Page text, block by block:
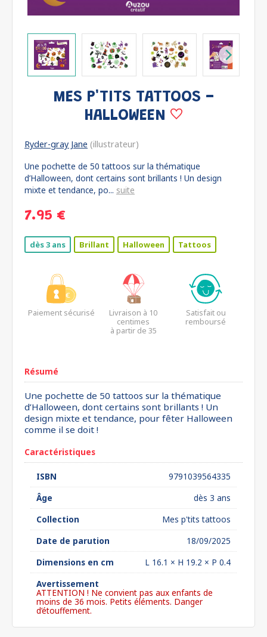
MES P'TITS TATTOOS -
HALLOWEEN
Ryder-gray Jane (illustrateur)
Une pochette de 50 tattoos sur la thématique
d’Halloween, dont certains sont brillants ! Un design
mixte et tendance, po... suite
7.95 €
dès 3 ans Brillant Halloween Tattoos
Paiement sécurisé
Livraison à 10
centimes
à partir de 35
Satisfait ou
remboursé
Résumé
Une pochette de 50 tattoos sur la thématique
d’Halloween, dont certains sont brillants ! Un
design mixte et tendance, pour fêter Halloween
comme il se doit !
Caractéristiques
ISBN
9791039564335
Âge
dès 3 ans
Collection
Mes p'tits tattoos
Date de parution
18/09/2025
Dimensions en cm
L 16.1 × H 19.2 × P 0.4
Avertissement
ATTENTION ! Ne convient pas aux enfants de
moins de 36 mois. Petits éléments. Danger
d’étouffement.